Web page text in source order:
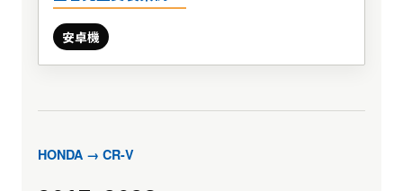
安卓機
HONDA → CR-V